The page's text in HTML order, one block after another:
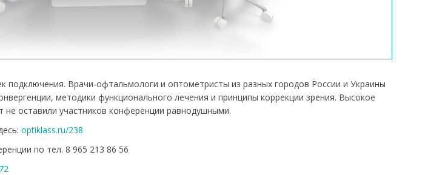
подключения. Врачи-офтальмологи и оптометристы из разных городов России и Украины
методики функционального лечения и принципы коррекции зрения. Высокое
оставили участников конференции равнодушными.
optiklass.ru/238
по тел. 8 965 213 86 56